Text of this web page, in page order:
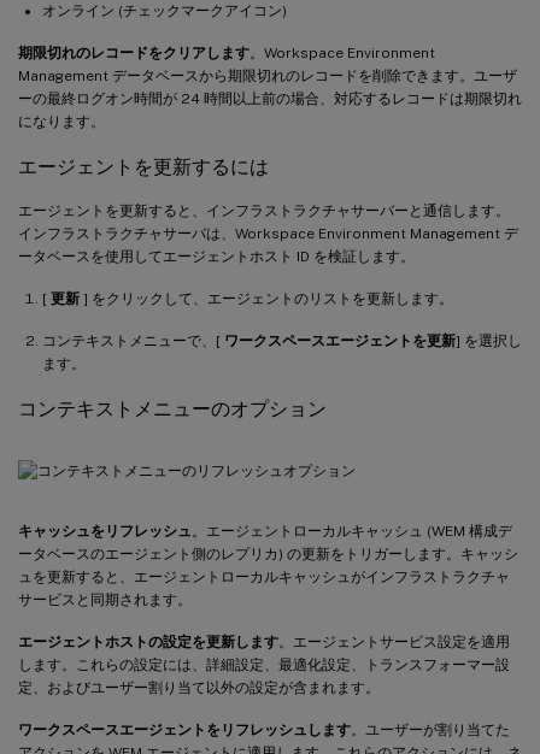
オンライン (チェックマークアイコン)
期限切れのレコードをクリアします。Workspace Environment
Management データベースから期限切れのレコードを削除できます。ユーザ
ーの最終ログオン時間が 24 時間以上前の場合、対応するレコードは期限切れ
になります。
エージェントを更新するには
エージェントを更新すると、インフラストラクチャサーバーと通信します。
インフラストラクチャサーバは、Workspace Environment Management デ
ータベースを使用してエージェントホスト ID を検証します。
[ 更新 ] をクリックして、エージェントのリストを更新します。
コンテキストメニューで、[ ワークスペースエージェントを更新] を選択し
ます。
コンテキストメニューのオプション
キャッシュをリフレッシュ 。エージェントローカルキャッシュ (WEM 構成デ
ータベースのエージェント側のレプリカ) の更新をトリガーします。キャッシ
ュを更新すると、エージェントローカルキャッシュがインフラストラクチャ
サービスと同期されます。
エージェントホストの設定を更新します。エージェントサービス設定を適用
します。これらの設定には、詳細設定、最適化設定、トランスフォーマー設
定、およびユーザー割り当て以外の設定が含まれます。
ワークスペースエージェントをリフレッシュします。ユーザーが割り当てた